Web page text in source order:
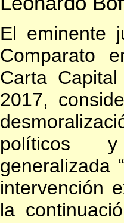
El eminente
Comparato
Carta
2017,
políticos
generalizada
intervención
la